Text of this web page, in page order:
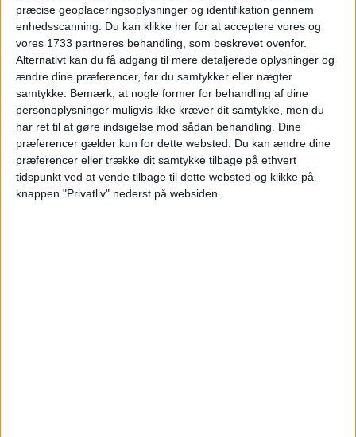
præcise geoplaceringsoplysninger og identifikation gennem
enhedsscanning. Du kan klikke her for at acceptere vores og
vores 1733 partneres behandling, som beskrevet ovenfor.
Alternativt kan du få adgang til mere detaljerede oplysninger og
ændre dine præferencer, før du samtykker eller nægter
samtykke. Bemærk, at nogle former for behandling af dine
personoplysninger muligvis ikke kræver dit samtykke, men du
har ret til at gøre indsigelse mod sådan behandling. Dine
præferencer gælder kun for dette websted. Du kan ændre dine
præferencer eller trække dit samtykke tilbage på ethvert
tidspunkt ved at vende tilbage til dette websted og klikke på
knappen "Privatliv" nederst på websiden.
Hotel: 26. - 27. jun.
Hotel: 28. - 29. jun.
Ryd valg Vis hotel
Læs videre efter Annoncen
Annonce